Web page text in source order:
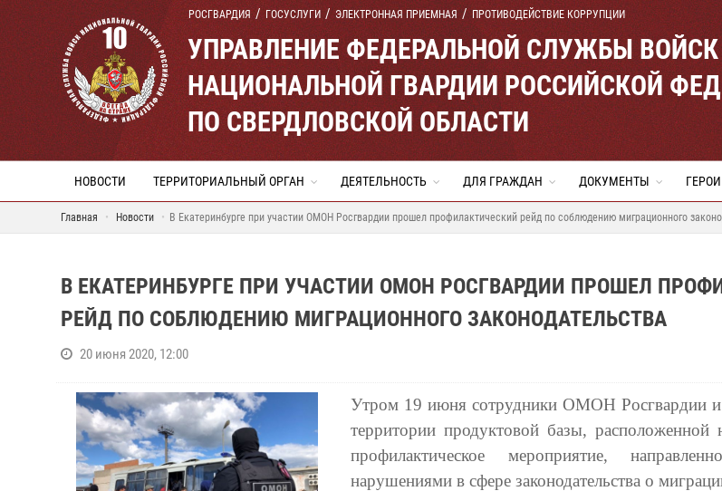
РОСГВАРДИЯ ГОСУСЛУГИ ЭЛЕКТРОННАЯ ПРИЕМНАЯ ПРОТИВОДЕЙСТВИЕ КОРРУПЦИИ
УПРАВЛЕНИЕ ФЕДЕРАЛЬНОЙ СЛУЖБЫ ВОЙСК
НАЦИОНАЛЬНОЙ ГВАРДИИ РОССИЙСКОЙ
ПО СВЕРДЛОВСКОЙ ОБЛАСТИ
НОВОСТИ ТЕРРИТОРИАЛЬНЫЙ ОРГАН ДЕЯТЕЛЬНОСТЬ ДЛЯ ГРАЖДАН ДОКУМЕНТЫ ГЕРОИ
Главная Новости В Екатеринбурге при участии ОМОН Росгвардии прошел профилактический рейд по соблюдению миграционного
В ЕКАТЕРИНБУРГЕ ПРИ УЧАСТИИ ОМОН РОСГВАРДИИ ПРОШЕЛ
РЕЙД ПО СОБЛЮДЕНИЮ МИГРАЦИОННОГО ЗАКОНОДАТЕЛЬСТВА
20 июня 2020, 12:00
Утром 19 июня сотрудники ОМОН Росгвардии и
территории продуктовой базы, расположенной
профилактическое мероприятие,
нарушениями в сфере законодательства о